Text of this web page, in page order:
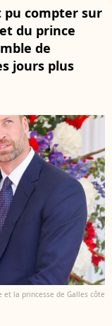
pu compter sur
du prince
de
jours plus
la princesse de Galles côte